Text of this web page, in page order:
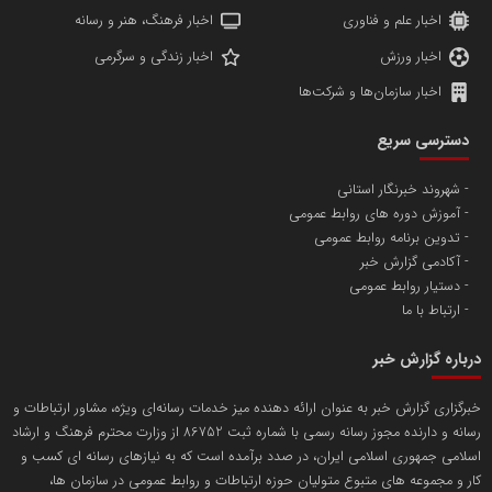
پایگاه اطلاع رسانی اعتلای نهادهای مردمی
تامین آهن اسفنجی تولیدکنندگان فولاد در کشور
تریبون
انتشار گسترده محتوا در رسانه گزارش خبر
مسعودصادقی
اخبار علم و فناوری
اخبار فرهنگ، هنر و رسانه
اخبار ورزش
اخبار زندگی و سرگرمی
اخبار سازمان‌ها و شرکت‌ها
دسترسی سریع
شهروند خبرنگار استانی
آموزش دوره های روابط عمومی
تدوین برنامه روابط عمومی
آکادمی گزارش خبر
دستیار روابط عمومی
ارتباط با ما
درباره گزارش خبر
خبرگزاری گزارش خبر به عنوان ارائه دهنده میز خدمات رسانه‌ای ویژه، مشاور ارتباطات و
رسانه و دارنده مجوز رسانه رسمی با شماره ثبت 86752 از وزارت محترم فرهنگ و ارشاد
اسلامی جمهوری اسلامی ایران، در صدد برآمده است که به نیازهای رسانه ای کسب و
کار و مجموعه های متبوع متولیان حوزه ارتباطات و روابط عمومی در سازمان ها،